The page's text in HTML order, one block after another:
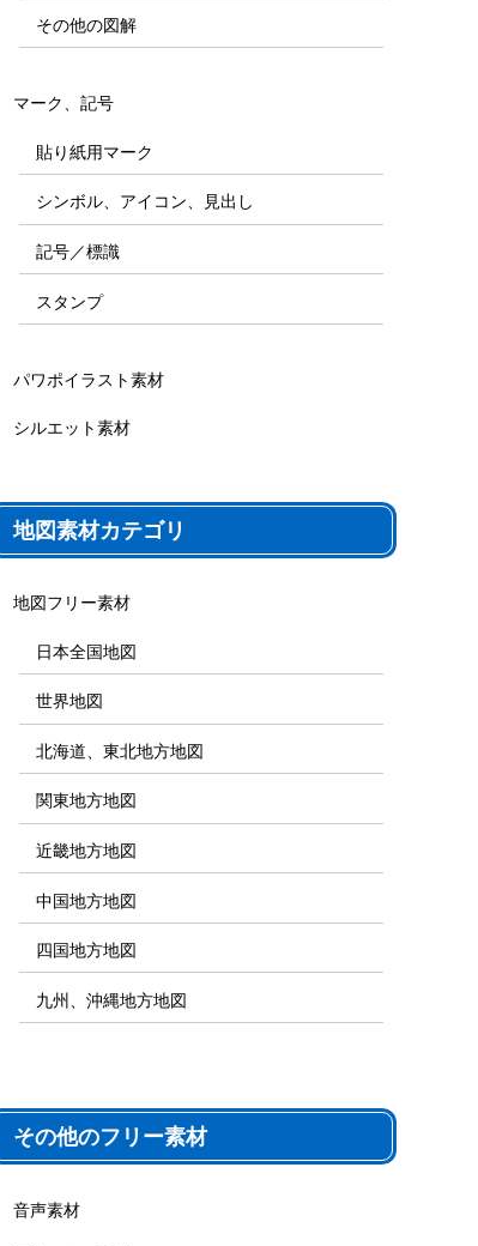
その他の図解
マーク、記号
貼り紙用マーク
シンボル、アイコン、見出し
記号／標識
スタンプ
パワポイラスト素材
シルエット素材
地図素材カテゴリ
地図フリー素材
日本全国地図
世界地図
北海道、東北地方地図
関東地方地図
近畿地方地図
中国地方地図
四国地方地図
九州、沖縄地方地図
その他のフリー素材
音声素材